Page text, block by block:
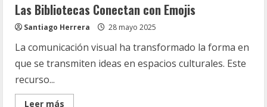
Las Bibliotecas Conectan con Emojis
Santiago Herrera 28 mayo 2025
La comunicación visual ha transformado la forma en
que se transmiten ideas en espacios culturales. Este
recurso...
Leer más